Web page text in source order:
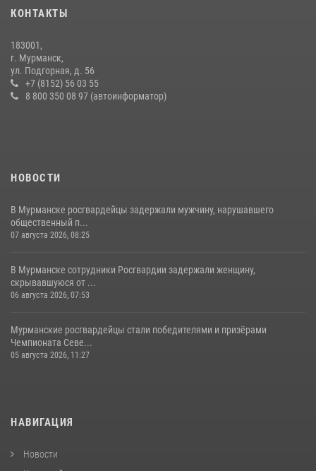
Сотрудники вневедомственной охраны Росгвардии провели
практические тренировки в акватории Кольского залива
23 июля 2026, 09:28
КОНТАКТЫ
183001,
г. Мурманск,
ул. Подгорная, д. 56
+7 (8152) 56 03 55
8 800 350 08 97 (автоинформатор)
НОВОСТИ
В Мурманске росгвардейцы задержали мужчину, нарушавшего
общественный п...
07 августа 2026, 08:25
В Мурманске сотрудники Росгвардии задержали женщину,
скрывавшуюся от ...
06 августа 2026, 07:53
Мурманские росгвардейцы стали победителями и призёрами
Чемпионата Севе...
05 августа 2026, 11:27
НАВИГАЦИЯ
Новости